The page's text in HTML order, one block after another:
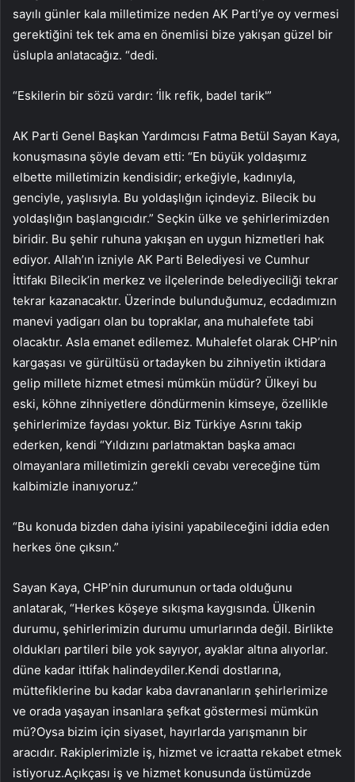
sayılı günler kala milletimize neden AK Parti’ye oy vermesi
gerektiğini tek tek ama en önemlisi bize yakışan güzel bir
üslupla anlatacağız. “dedi.
“Eskilerin bir sözü vardır: ‘İlk refik, badel tarik'”
AK Parti Genel Başkan Yardımcısı Fatma Betül Sayan Kaya,
konuşmasına şöyle devam etti: “En büyük yoldaşımız
elbette milletimizin kendisidir; erkeğiyle, kadınıyla,
genciyle, yaşlısıyla. Bu yoldaşlığın içindeyiz. Bilecik bu
yoldaşlığın başlangıcıdır.” Seçkin ülke ve şehirlerimizden
biridir. Bu şehir ruhuna yakışan en uygun hizmetleri hak
ediyor. Allah’ın izniyle AK Parti Belediyesi ve Cumhur
İttifakı Bilecik’in merkez ve ilçelerinde belediyeciliği tekrar
tekrar kazanacaktır. Üzerinde bulunduğumuz, ecdadımızın
manevi yadigarı olan bu topraklar, ana muhalefete tabi
olacaktır. Asla emanet edilemez. Muhalefet olarak CHP’nin
kargaşası ve gürültüsü ortadayken bu zihniyetin iktidara
gelip millete hizmet etmesi mümkün müdür? Ülkeyi bu
eski, köhne zihniyetlere döndürmenin kimseye, özellikle
şehirlerimize faydası yoktur. Biz Türkiye Asrını takip
ederken, kendi “Yıldızını parlatmaktan başka amacı
olmayanlara milletimizin gerekli cevabı vereceğine tüm
kalbimizle inanıyoruz.”
“Bu konuda bizden daha iyisini yapabileceğini iddia eden
herkes öne çıksın.”
Sayan Kaya, CHP’nin durumunun ortada olduğunu
anlatarak, “Herkes köşeye sıkışma kaygısında. Ülkenin
durumu, şehirlerimizin durumu umurlarında değil. Birlikte
oldukları partileri bile yok sayıyor, ayaklar altına alıyorlar.
düne kadar ittifak halindeydiler.Kendi dostlarına,
müttefiklerine bu kadar kaba davrananların şehirlerimize
ve orada yaşayan insanlara şefkat göstermesi mümkün
mü?Oysa bizim için siyaset, hayırlarda yarışmanın bir
aracıdır. Rakiplerimizle iş, hizmet ve icraatta rekabet etmek
istiyoruz.Açıkçası iş ve hizmet konusunda üstümüzde